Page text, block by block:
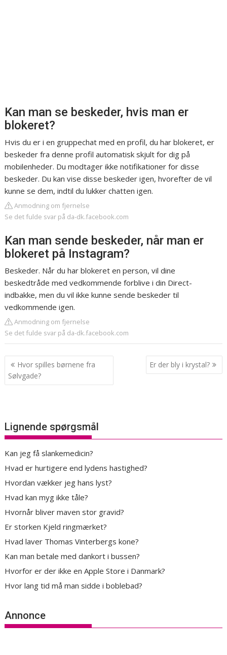
Kan man se beskeder, hvis man er
blokeret?
Hvis du er i en gruppechat med en profil, du har blokeret, er
beskeder fra denne profil automatisk skjult for dig på
mobilenheder. Du modtager ikke notifikationer for disse
beskeder. Du kan vise disse beskeder igen, hvorefter de vil
kunne se dem, indtil du lukker chatten igen.
Anmodning om fjernelse
Se det fulde svar på da-dk.facebook.com
Kan man sende beskeder, når man er
blokeret på Instagram?
Beskeder. Når du har blokeret en person, vil dine
beskedtråde med vedkommende forblive i din Direct-
indbakke, men du vil ikke kunne sende beskeder til
vedkommende igen.
Anmodning om fjernelse
Se det fulde svar på da-dk.facebook.com
Indlægsnavigation
Hvor spilles børnene fra
Sølvgade?
Er der bly i krystal?
Lignende spørgsmål
Kan jeg få slankemedicin?
Hvad er hurtigere end lydens hastighed?
Hvordan vækker jeg hans lyst?
Hvad kan myg ikke tåle?
Hvornår bliver maven stor gravid?
Er storken Kjeld ringmærket?
Hvad laver Thomas Vinterbergs kone?
Kan man betale med dankort i bussen?
Hvorfor er der ikke en Apple Store i Danmark?
Hvor lang tid må man sidde i boblebad?
Annonce